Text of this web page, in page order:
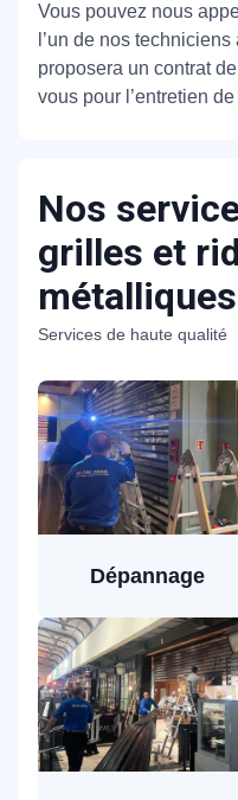
Vous pouvez nous
l’un de nos
proposera un contrat
vous pour l’entretien
Nos
grilles et
métalliques
Services de haute qualité
Dépannage